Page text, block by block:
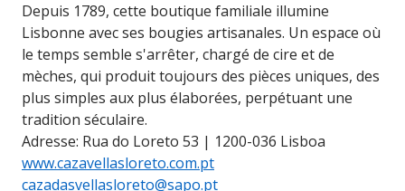
Depuis 1789, cette boutique familiale illumine
Lisbonne avec ses bougies artisanales. Un espace où
le temps semble s'arrêter, chargé de cire et de
mèches, qui produit toujours des pièces uniques, des
plus simples aux plus élaborées, perpétuant une
tradition séculaire.
Adresse: Rua do Loreto 53 | 1200-036 Lisboa
www.cazavellasloreto.com.pt
cazadasvellasloreto@sapo.pt